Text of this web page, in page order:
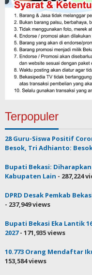
Terpopuler
28 Guru-Siswa Positif
Besok, Tri Adhianto:
Bupati Bekasi:
Kabupaten Lain - 287,224
DPRD Desak Pemkab
- 237,949 views
Bupati Bekasi Eka Lantik
2027- 171,935 views
10.773 Orang Mendaftar
153,584 views